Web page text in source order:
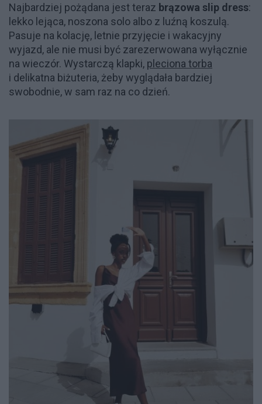
Najbardziej pożądana jest teraz brązowa slip dress:
lekko lejąca, noszona solo albo z luźną koszulą.
Pasuje na kolację, letnie przyjęcie i wakacyjny
wyjazd, ale nie musi być zarezerwowana wyłącznie
na wieczór. Wystarczą klapki, pleciona torba
i delikatna biżuteria, żeby wyglądała bardziej
swobodnie, w sam raz na co dzień.